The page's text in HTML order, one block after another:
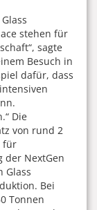
stehen für
sagte
Besuch in
dafür, dass
Die
von rund 2
für
der NextGen
Glass
Bei
Tonnen